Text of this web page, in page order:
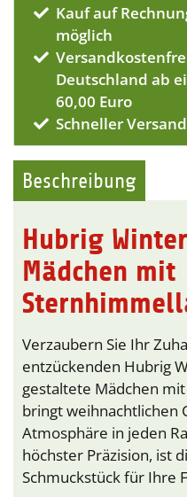
Kauf auf
möglich
Deutschland ab
60,00 Euro
Schneller
Beschreibung
Hubrig
Mädchen mit
Verzaubern Sie Ihr
entzückenden Hubrig
gestaltete Mädchen
bringt weihnachtlichen
Atmosphäre in jeden
höchster Präzision, ist
Schmuckstück für Ihre